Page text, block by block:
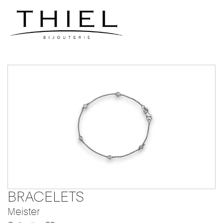
BRACELETS
Meister